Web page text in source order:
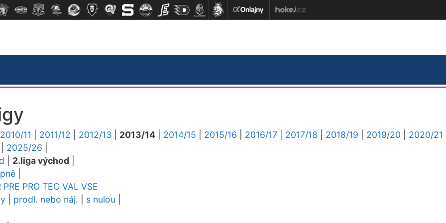
2010/11 2011/12 2012/13 2013/14 2014/15 2015/16 2016/17 2017/18 2018/19 2019/20
2020/21
2025/26
2.liga východ
PRE PRO TEC VAL VSE
prodl. nebo náj. s nulou